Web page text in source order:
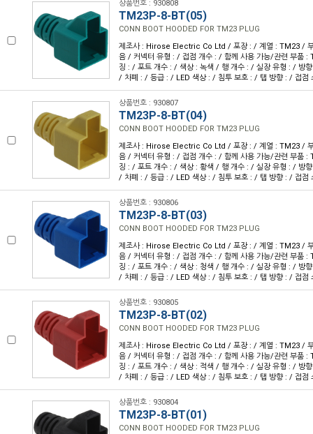
상품번호 : 930808
TM23P-8-BT(05)
CONN BOOT HOODED FOR TM23 PLUG
제조사 : Hirose Electric Co Ltd / 포장 : / 계열 : TM23 / 부
음 / 커넥터 유형 : / 접점 개수 : / 함께 사용 가능/관련 부품 :
징 : / 포트 개수 : / 색상 : 녹색 / 행 개수 : / 실장 유형 : / 방
/ 차폐 : / 등급 : / LED 색상 : / 침투 보호 : / 탭 방향 : / 접점
상품번호 : 930807
TM23P-8-BT(04)
CONN BOOT HOODED FOR TM23 PLUG
제조사 : Hirose Electric Co Ltd / 포장 : / 계열 : TM23 / 부
음 / 커넥터 유형 : / 접점 개수 : / 함께 사용 가능/관련 부품 :
징 : / 포트 개수 : / 색상 : 황색 / 행 개수 : / 실장 유형 : / 방
/ 차폐 : / 등급 : / LED 색상 : / 침투 보호 : / 탭 방향 : / 접점
상품번호 : 930806
TM23P-8-BT(03)
CONN BOOT HOODED FOR TM23 PLUG
제조사 : Hirose Electric Co Ltd / 포장 : / 계열 : TM23 / 부
음 / 커넥터 유형 : / 접점 개수 : / 함께 사용 가능/관련 부품 :
징 : / 포트 개수 : / 색상 : 청색 / 행 개수 : / 실장 유형 : / 방
/ 차폐 : / 등급 : / LED 색상 : / 침투 보호 : / 탭 방향 : / 접점
상품번호 : 930805
TM23P-8-BT(02)
CONN BOOT HOODED FOR TM23 PLUG
제조사 : Hirose Electric Co Ltd / 포장 : / 계열 : TM23 / 부
음 / 커넥터 유형 : / 접점 개수 : / 함께 사용 가능/관련 부품 :
징 : / 포트 개수 : / 색상 : 적색 / 행 개수 : / 실장 유형 : / 방
/ 차폐 : / 등급 : / LED 색상 : / 침투 보호 : / 탭 방향 : / 접점
상품번호 : 930804
TM23P-8-BT(01)
CONN BOOT HOODED FOR TM23 PLUG